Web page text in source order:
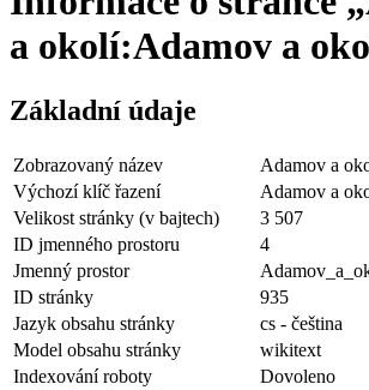
a okolí:Adamov a
Základní údaje
Zobrazovaný název
Adamov a
Výchozí klíč řazení
Adamov a
Velikost stránky (v bajtech)
3 507
ID jmenného prostoru
4
Jmenný prostor
ID stránky
935
Jazyk obsahu stránky
cs - čeština
Model obsahu stránky
wikitext
Indexování roboty
Dovoleno